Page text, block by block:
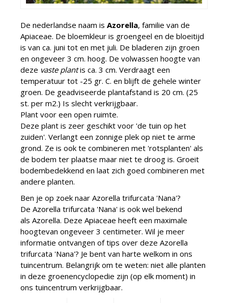
De nederlandse naam is Azorella, familie van de
Apiaceae. De bloemkleur is groengeel en de bloeitijd
is van ca. juni tot en met juli. De bladeren zijn groen
en ongeveer 3 cm. hoog. De volwassen hoogte van
deze vaste plantis ca. 3 cm. Verdraagt een
temperatuur tot -25 gr. C. en blijft de gehele winter
groen. De geadviseerde plantafstand is 20 cm. (25
st. per m2.) Is slecht verkrijgbaar.
Plant voor een open ruimte.
Deze plant is zeer geschikt voor 'de tuin op het
zuiden'. Verlangt een zonnige plek op niet te arme
grond. Ze is ook te combineren met 'rotsplanten' als
de bodem ter plaatse maar niet te droog is. Groeit
bodembedekkend en laat zich goed combineren met
andere planten.
Ben je op zoek naar Azorella trifurcata 'Nana'?
De Azorella trifurcata 'Nana' is ook wel bekend
als Azorella. Deze Apiaceae heeft een maximale
hoogtevan ongeveer 3 centimeter. Wil je meer
informatie ontvangen of tips over deze Azorella
trifurcata 'Nana'? Je bent van harte welkom in ons
tuincentrum. Belangrijk om te weten: niet alle planten
in deze groenencyclopedie zijn (op elk moment) in
ons tuincentrum verkrijgbaar.